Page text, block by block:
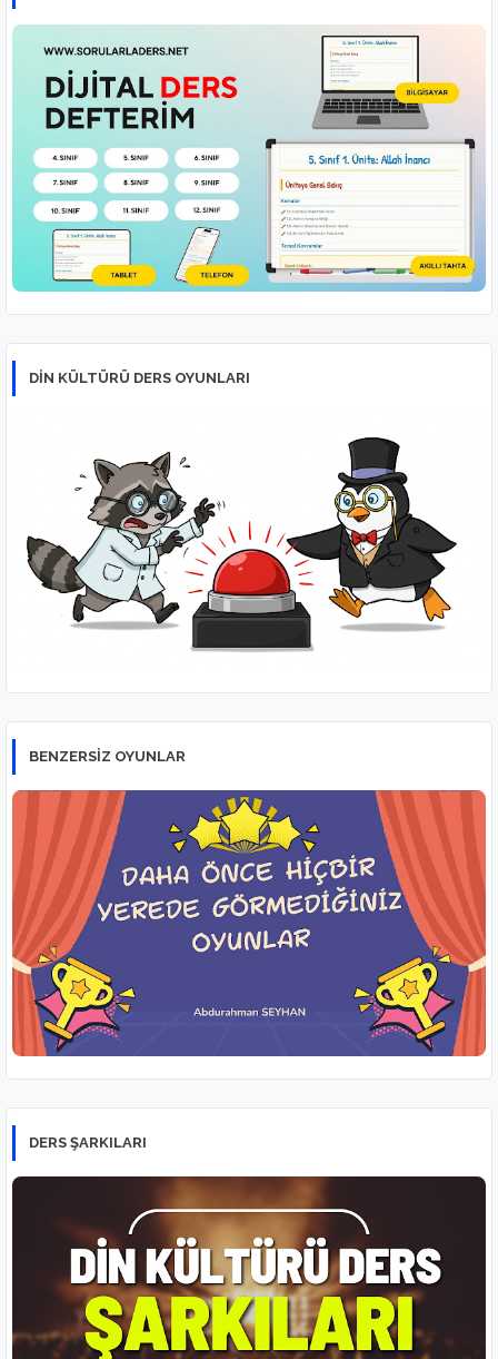
DİN KÜLTÜRÜ DERS OYUNLARI
BENZERSİZ OYUNLAR
DERS ŞARKILARI